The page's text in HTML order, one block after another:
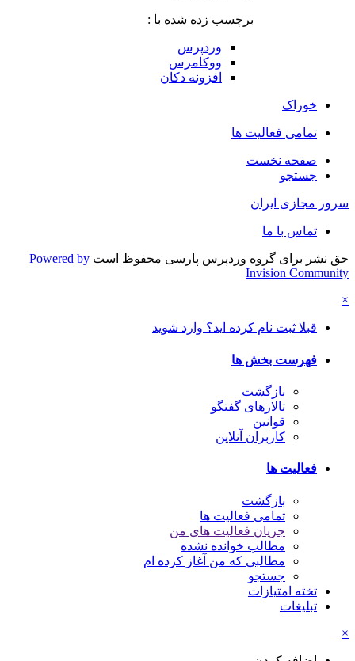
برچسب زده شده با :
وردپرس
ووکامرس
افزونه دکان
خوراک
تمامی فعالیت ها
صفحه نخست
جستجو
سرور مجازی ایران
تماس با ما
حق نشر برای گروه وردپرس پارسی محفوظ است Powered by
Invision Community
×
قبلا ثبت نام کرده اید؟ وارد شوید
فهرست بخش ها
بازگشت
تالارهای گفتگو
قوانین
کاربران آنلاین
فعالیت ها
بازگشت
تمامی فعالیت ها
جریان فعالیت های من
مطالب خوانده نشده
مطالبی که من آغاز کرده ام
جستجو
تخته امتیازات
تبلیغات
×